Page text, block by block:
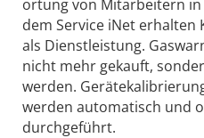
ortung von Mitarbeitern
dem Service iNet erhalten
als Dienstleistung.
nicht mehr gekauft,
werden.
werden automatisch und
durchgeführt.